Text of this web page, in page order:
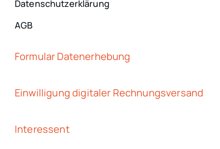
Datenschutzerklärung
AGB
Formular Datenerhebung
Einwilligung digitaler Rechnungsversand
Interessent